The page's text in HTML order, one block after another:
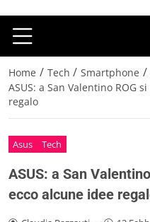
Home / Tech / Smartphone /
ASUS: a San Valentino ROG
regalo
Asus Tech
ASUS: a San
ecco alcune idee